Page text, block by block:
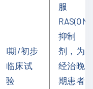
I期/初步
临床试
验
服
RAS(ON)
抑制
剂，为
经治晚
期患者